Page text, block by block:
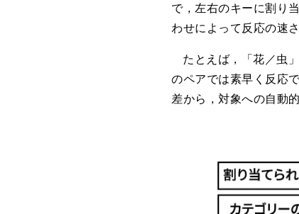
で，左右のキーに割り
わせによって反応の速
たとえば，「花／虫
のペアでは素早く反応
差から，対象への自動